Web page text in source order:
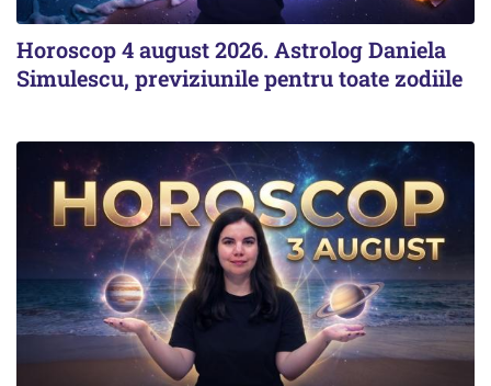
Horoscop 4 august 2026. Astrolog Daniela
Simulescu, previziunile pentru toate zodiile